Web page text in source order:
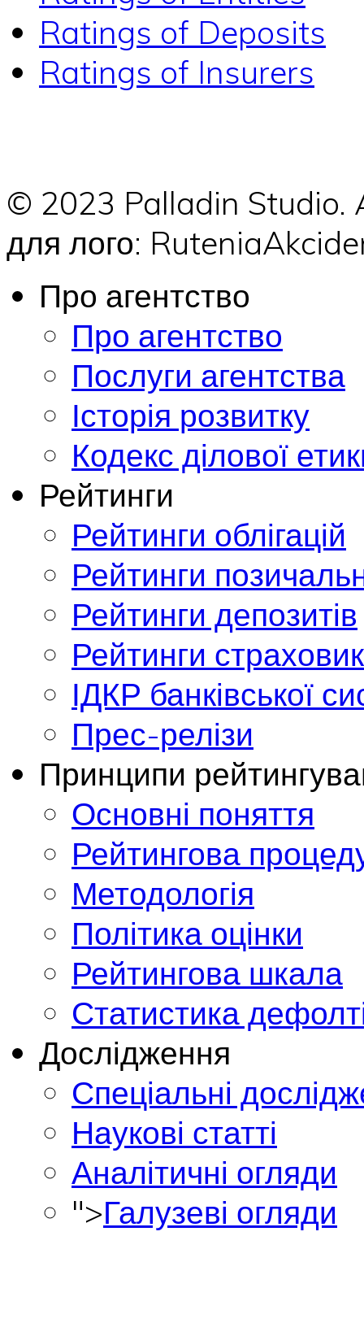
Ratings of Deposits
Ratings of Insurers
© 2023 Palladin
для лого:
Про агентство
Про агентство
Послуги агентства
Історія розвитку
Кодекс ділової
Рейтинги
Рейтинги облігацій
Рейтинги
Рейтинги депозитів
Рейтинги
ІДКР банківської
Прес-релізи
Принципи
Основні поняття
Рейтингова
Методологія
Політика оцінки
Рейтингова шкала
Статистика
Дослідження
Спеціальні
Наукові статті
Аналітичні огляди
">Галузеві огляди